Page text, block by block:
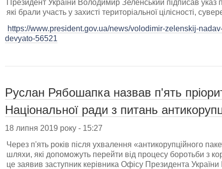
Президент України Володимир Зеленський підписав
які брали участь у захисті територіальної цілісності,
https://www.president.gov.ua/news/volodimir-zelenskij-
devyato-56521
Руслан Рябошапка назвав п'ять
Національної ради з питань
18 липня 2019 року - 15:27
Через п'ять років після ухвалення «антикорупційного
шляхи, які допоможуть перейти від процесу боротьби з
це заявив заступник керівника Офісу Президента